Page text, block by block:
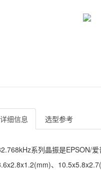
详细信息 选型参考
系列晶振是EPSON/
、